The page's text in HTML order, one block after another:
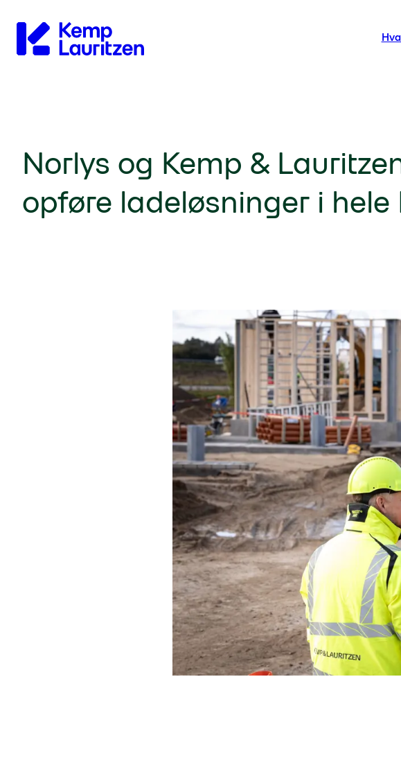
Norlys og Kemp &
opføre ladeløsninger i